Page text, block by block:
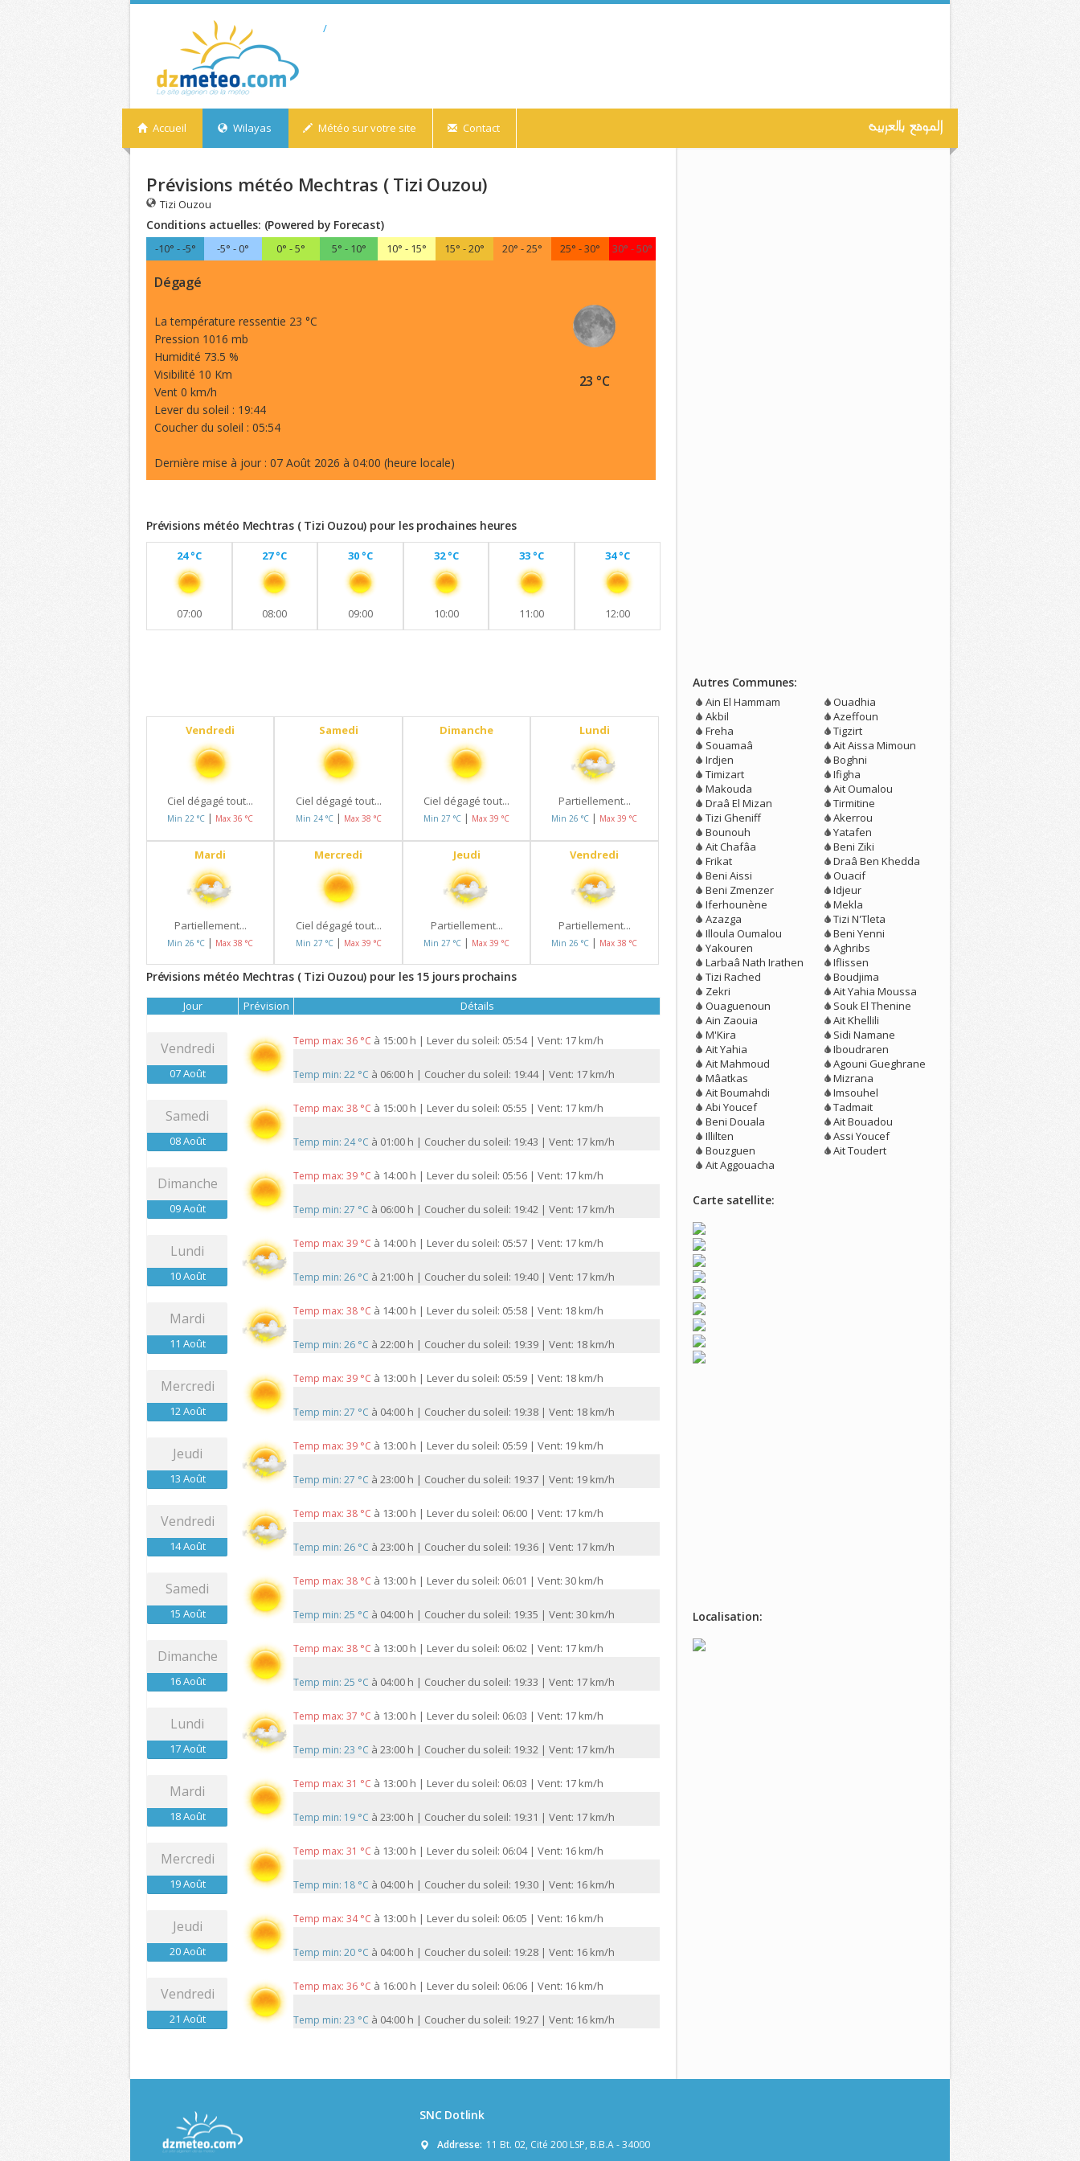
/
Accueil Wilayas Météo sur votre site Contact
Prévisions météo Mechtras ( Tizi Ouzou)
Tizi Ouzou
Conditions actuelles: (Powered by Forecast)
-10° - -5° -5° - 0° 0° - 5° 5° - 10° 10° - 15° 15° - 20° 20° - 25° 25° - 30° 30° - 50°
Dégagé
La température ressentie 23 °C
Pression 1016 mb
Humidité 73.5 %
Visibilité 10 Km
Vent 0 km/h
Lever du soleil : 19:44
Coucher du soleil : 05:54
Dernière mise à jour : 07 Août 2026 à 04:00 (heure locale)
23 °C
Prévisions météo Mechtras ( Tizi Ouzou) pour les prochaines heures
24 °C
07:00
27 °C
08:00
30 °C
09:00
32 °C
10:00
33 °C
11:00
34 °C
12:00
Vendredi
Ciel dégagé tout...
Min 22 °C | Max 36 °C
Samedi
Ciel dégagé tout...
Min 24 °C | Max 38 °C
Dimanche
Ciel dégagé tout...
Min 27 °C | Max 39 °C
Lundi
Partiellement...
Min 26 °C | Max 39 °C
Mardi
Partiellement...
Min 26 °C | Max 38 °C
Mercredi
Ciel dégagé tout...
Min 27 °C | Max 39 °C
Jeudi
Partiellement...
Min 27 °C | Max 39 °C
Vendredi
Partiellement...
Min 26 °C | Max 38 °C
Prévisions météo Mechtras ( Tizi Ouzou) pour les 15 jours prochains
Jour Prévision Détails
Vendredi
07 Août
Temp max: 36 °C à 15:00 h | Lever du soleil: 05:54 | Vent: 17 km/h
Temp min: 22 °C à 06:00 h | Coucher du soleil: 19:44 | Vent: 17 km/h
Samedi
08 Août
Temp max: 38 °C à 15:00 h | Lever du soleil: 05:55 | Vent: 17 km/h
Temp min: 24 °C à 01:00 h | Coucher du soleil: 19:43 | Vent: 17 km/h
Dimanche
09 Août
Temp max: 39 °C à 14:00 h | Lever du soleil: 05:56 | Vent: 17 km/h
Temp min: 27 °C à 06:00 h | Coucher du soleil: 19:42 | Vent: 17 km/h
Lundi
10 Août
Temp max: 39 °C à 14:00 h | Lever du soleil: 05:57 | Vent: 17 km/h
Temp min: 26 °C à 21:00 h | Coucher du soleil: 19:40 | Vent: 17 km/h
Mardi
11 Août
Temp max: 38 °C à 14:00 h | Lever du soleil: 05:58 | Vent: 18 km/h
Temp min: 26 °C à 22:00 h | Coucher du soleil: 19:39 | Vent: 18 km/h
Mercredi
12 Août
Temp max: 39 °C à 13:00 h | Lever du soleil: 05:59 | Vent: 18 km/h
Temp min: 27 °C à 04:00 h | Coucher du soleil: 19:38 | Vent: 18 km/h
Jeudi
13 Août
Temp max: 39 °C à 13:00 h | Lever du soleil: 05:59 | Vent: 19 km/h
Temp min: 27 °C à 23:00 h | Coucher du soleil: 19:37 | Vent: 19 km/h
Vendredi
14 Août
Temp max: 38 °C à 13:00 h | Lever du soleil: 06:00 | Vent: 17 km/h
Temp min: 26 °C à 23:00 h | Coucher du soleil: 19:36 | Vent: 17 km/h
Samedi
15 Août
Temp max: 38 °C à 13:00 h | Lever du soleil: 06:01 | Vent: 30 km/h
Temp min: 25 °C à 04:00 h | Coucher du soleil: 19:35 | Vent: 30 km/h
Dimanche
16 Août
Temp max: 38 °C à 13:00 h | Lever du soleil: 06:02 | Vent: 17 km/h
Temp min: 25 °C à 04:00 h | Coucher du soleil: 19:33 | Vent: 17 km/h
Lundi
17 Août
Temp max: 37 °C à 13:00 h | Lever du soleil: 06:03 | Vent: 17 km/h
Temp min: 23 °C à 23:00 h | Coucher du soleil: 19:32 | Vent: 17 km/h
Mardi
18 Août
Temp max: 31 °C à 13:00 h | Lever du soleil: 06:03 | Vent: 17 km/h
Temp min: 19 °C à 23:00 h | Coucher du soleil: 19:31 | Vent: 17 km/h
Mercredi
19 Août
Temp max: 31 °C à 13:00 h | Lever du soleil: 06:04 | Vent: 16 km/h
Temp min: 18 °C à 04:00 h | Coucher du soleil: 19:30 | Vent: 16 km/h
Jeudi
20 Août
Temp max: 34 °C à 13:00 h | Lever du soleil: 06:05 | Vent: 16 km/h
Temp min: 20 °C à 04:00 h | Coucher du soleil: 19:28 | Vent: 16 km/h
Vendredi
21 Août
Temp max: 36 °C à 16:00 h | Lever du soleil: 06:06 | Vent: 16 km/h
Temp min: 23 °C à 04:00 h | Coucher du soleil: 19:27 | Vent: 16 km/h
Autres Communes:
Ain El Hammam
Akbil
Freha
Souamaâ
Irdjen
Timizart
Makouda
Draâ El Mizan
Tizi Gheniff
Bounouh
Ait Chafâa
Frikat
Beni Aissi
Beni Zmenzer
Iferhounène
Azazga
Illoula Oumalou
Yakouren
Larbaâ Nath Irathen
Tizi Rached
Zekri
Ouaguenoun
Ain Zaouia
M'Kira
Ait Yahia
Ait Mahmoud
Mâatkas
Ait Boumahdi
Abi Youcef
Beni Douala
Illilten
Bouzguen
Ait Aggouacha
Ouadhia
Azeffoun
Tigzirt
Ait Aissa Mimoun
Boghni
Ifigha
Ait Oumalou
Tirmitine
Akerrou
Yatafen
Beni Ziki
Draâ Ben Khedda
Ouacif
Idjeur
Mekla
Tizi N'Tleta
Beni Yenni
Aghribs
Iflissen
Boudjima
Ait Yahia Moussa
Souk El Thenine
Ait Khellili
Sidi Namane
Iboudraren
Agouni Gueghrane
Mizrana
Imsouhel
Tadmait
Ait Bouadou
Assi Youcef
Ait Toudert
Carte satellite:
Localisation:
SNC Dotlink
Addresse: 11 Bt. 02, Cité 200 LSP, B.B.A - 34000